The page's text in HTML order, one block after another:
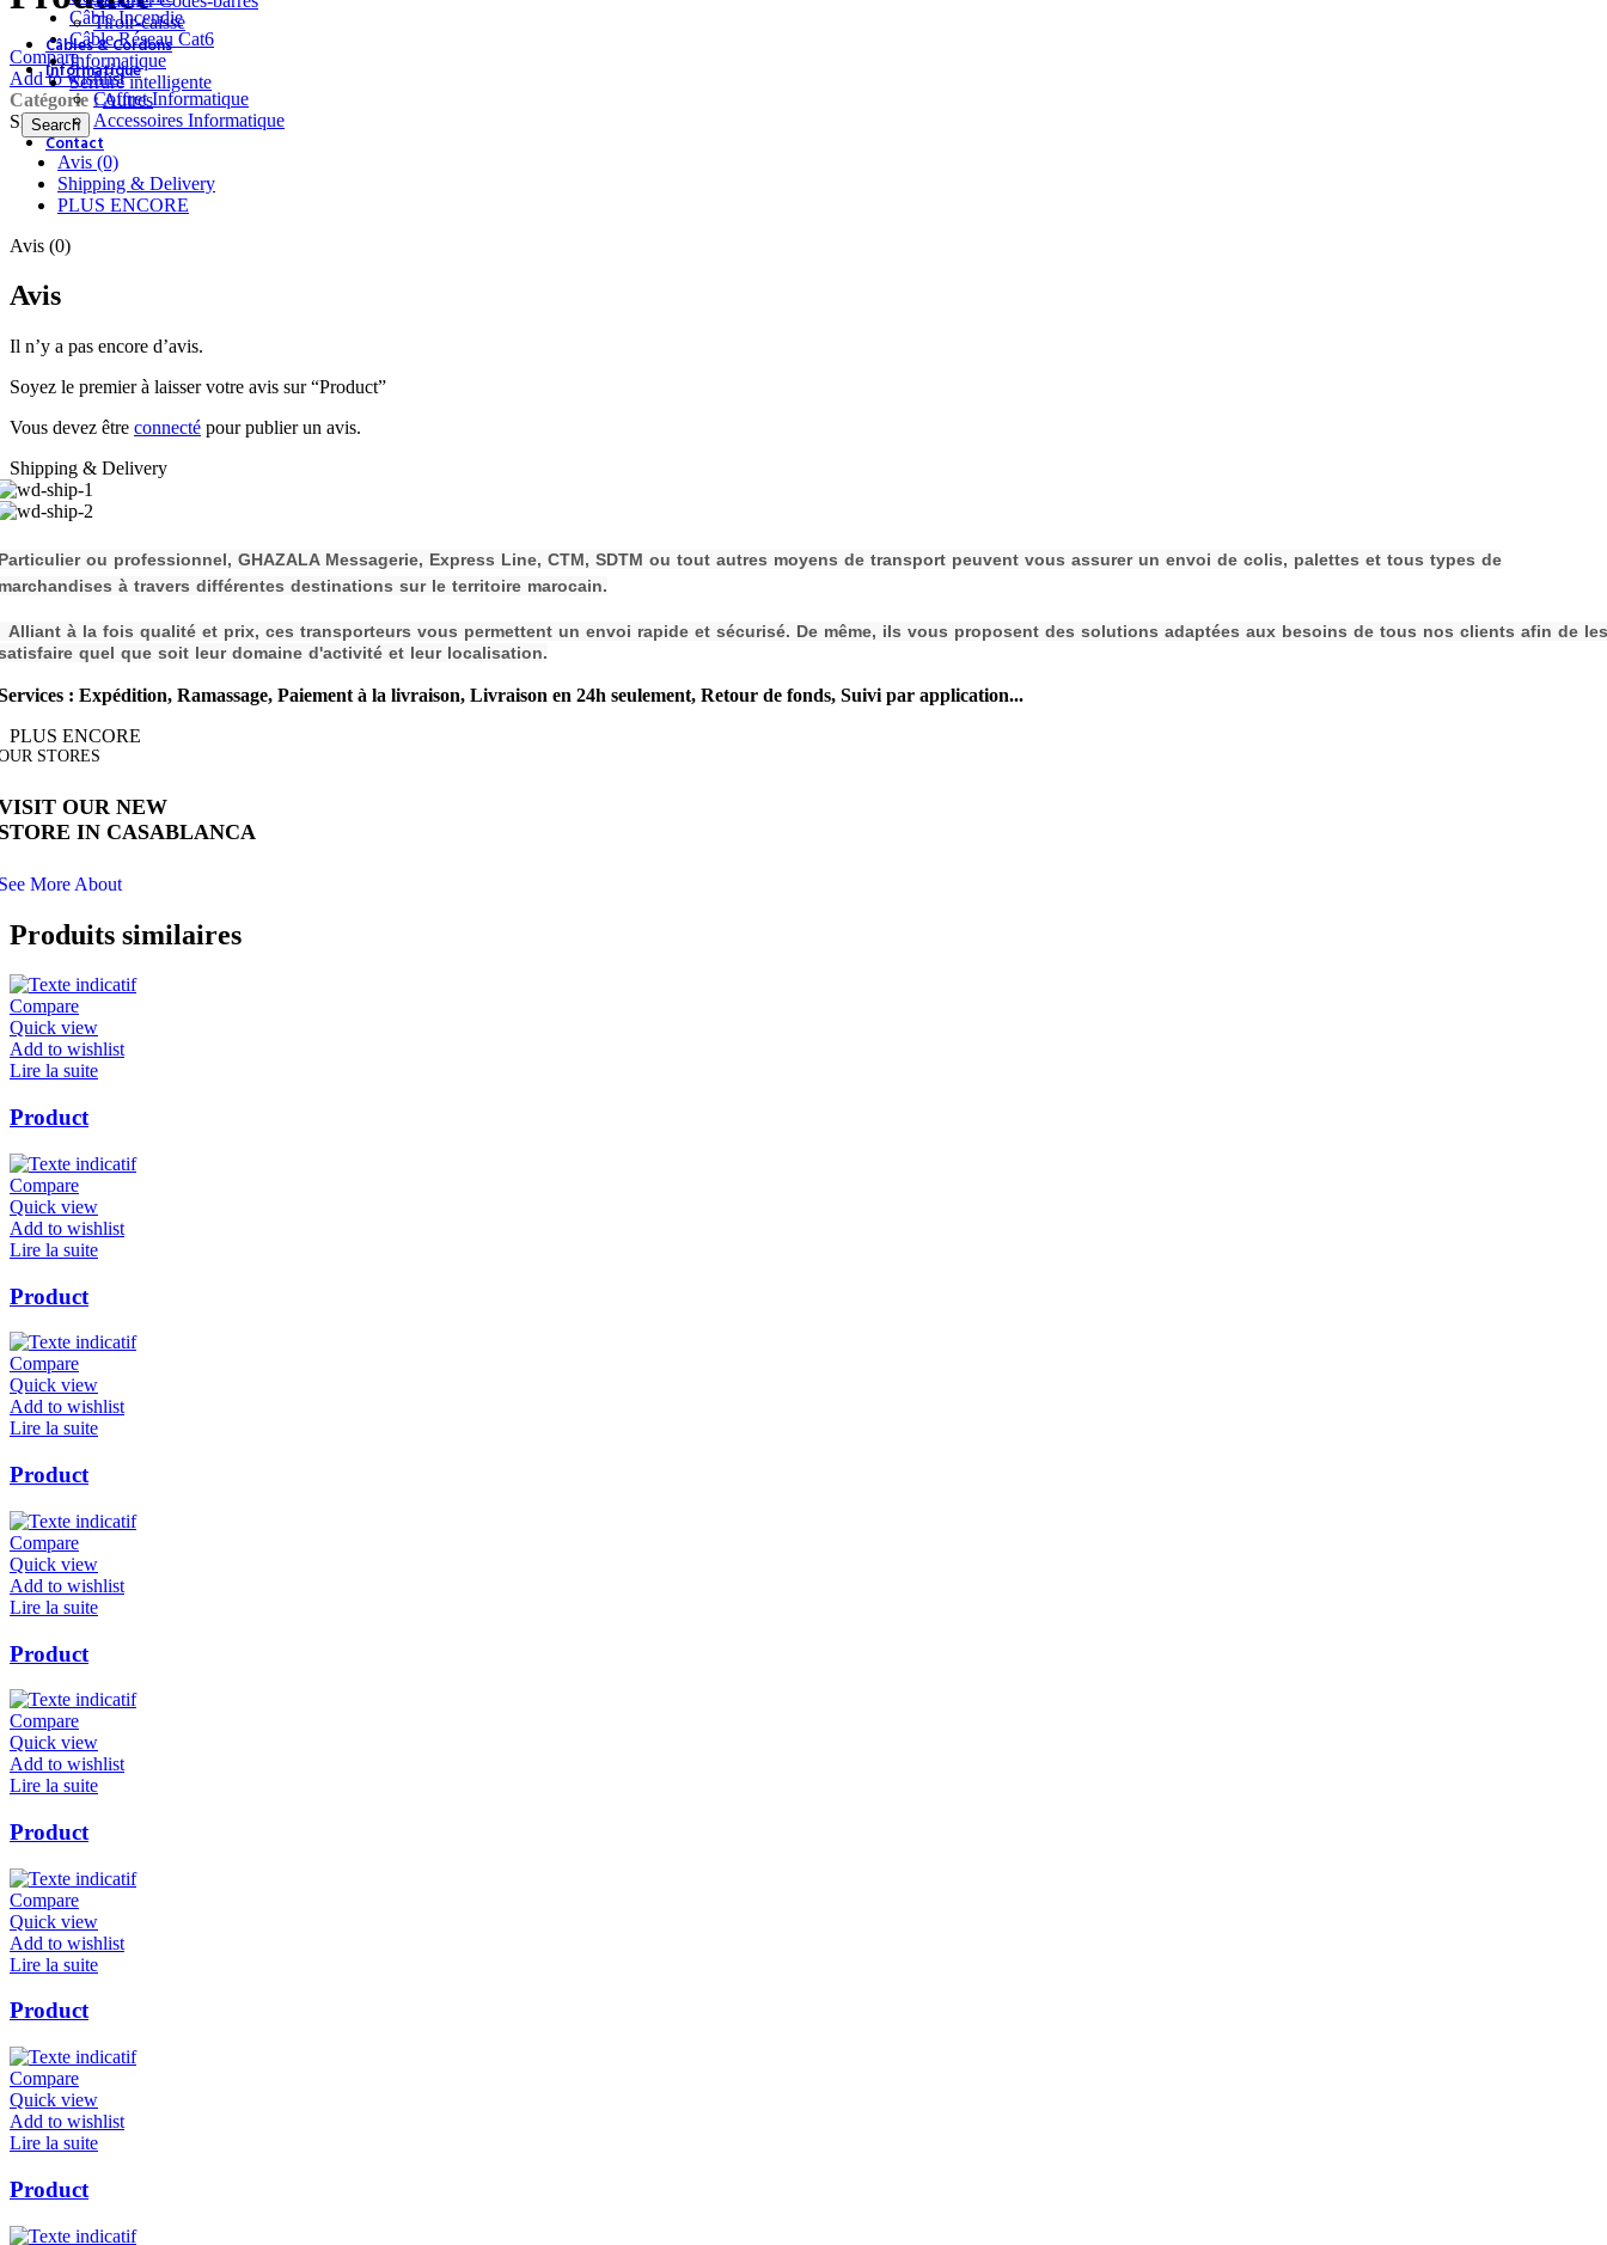
Câble Incendie
Câble Réseau Cat6
Informatique
Serrure intelligente
Search
Tiroir-caisse
Câbles & Cordons
Informatique
Coffret Informatique
Accessoires Informatique
Contact
Compare
Add to wishlist
Catégorie :Autres
Share:
Avis (0)
Shipping & Delivery
PLUS ENCORE
Avis (0)
Avis
Il n’y a pas encore d’avis.
Soyez le premier à laisser votre avis sur “Product”
Vous devez être connecté pour publier un avis.
Shipping & Delivery
articulier ou professionnel, GHAZALA Messagerie, Express Line, CTM, SDTM ou tout autres moyens de transport peuvent vous assurer un envoi de colis, palettes et tous types de
archandises à travers différentes destinations sur le territoire marocain.
à la fois qualité et prix, ces transporteurs vous permettent un envoi rapide et sécurisé. De même, ils vous proposent des solutions adaptées aux besoins de tous nos clients afin de les
atisfaire quel que soit leur domaine d'activité et leur localisation.
: Expédition, Ramassage, Paiement à la livraison, Livraison en 24h seulement, Retour de fonds, Suivi par application...
PLUS ENCORE
STORES
OUR NEW
IN CASABLANCA
More About
Produits similaires
Compare
Quick view
Add to wishlist
Lire la suite
Product
Compare
Quick view
Add to wishlist
Lire la suite
Product
Compare
Quick view
Add to wishlist
Lire la suite
Product
Compare
Quick view
Add to wishlist
Lire la suite
Product
Compare
Quick view
Add to wishlist
Lire la suite
Product
Compare
Quick view
Add to wishlist
Lire la suite
Product
Compare
Quick view
Add to wishlist
Lire la suite
Product